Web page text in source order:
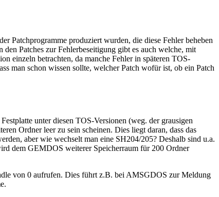
Patchprogramme produziert wurden, die diese Fehler beheben
Patches zur Fehlerbeseitigung gibt es auch welche, mit
einzeln betrachten, da manche Fehler in späteren TOS-
man schon wissen sollte, welcher Patch wofür ist, ob ein Patch
unter diesen TOS-Versionen (weg. der grausigen
Ordner leer zu sein scheinen. Dies liegt daran, dass das
aber wie wechselt man eine SH204/205? Deshalb sind u.a.
dem GEMDOS weiterer Speicherraum für 200 Ordner
von 0 aufrufen. Dies führt z.B. bei AMSGDOS zur Meldung